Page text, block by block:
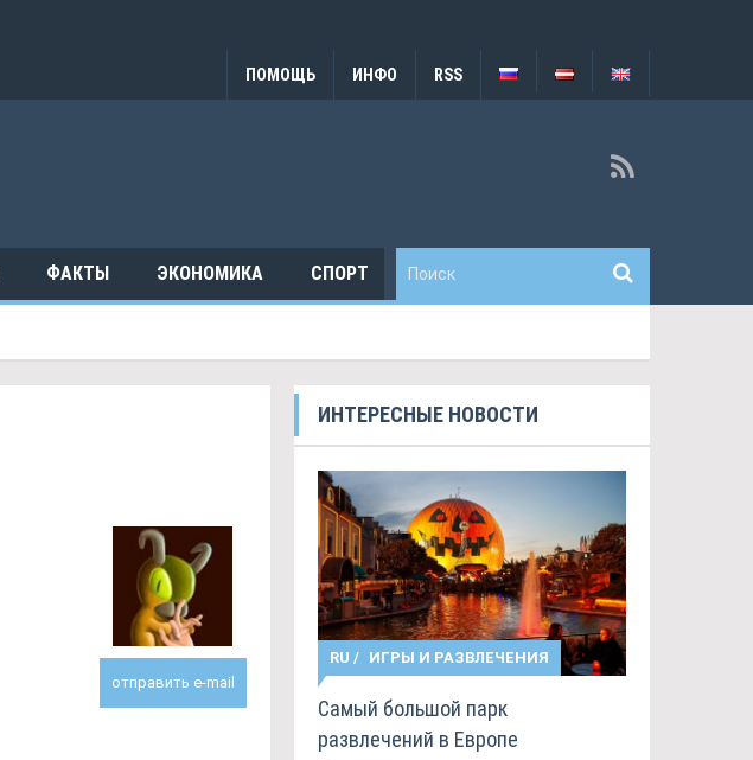
ПОМОЩЬ ИНФО RSS
ФАКТЫ ЭКОНОМИКА СПОРТ
отправить e-mail
ИНТЕРЕСНЫЕ НОВОСТИ
RU / ИГРЫ И РАЗВЛЕЧЕНИЯ
Самый большой парк
развлечений в Европе